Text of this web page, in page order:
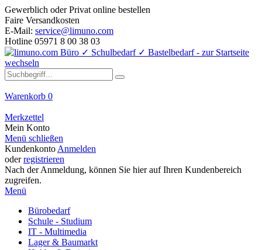
Gewerblich oder Privat online bestellen
Faire Versandkosten
E-Mail: service@limuno.com
Hotline 05971 8 00 38 03
Warenkorb 0
Merkzettel
Mein Konto
Menü schließen
Kundenkonto Anmelden
oderregistrieren
Nach der Anmeldung, können Sie hier auf Ihren Kundenbereich
zugreifen.
Menü
Bürobedarf
Schule - Studium
IT - Multimedia
Lager & Baumarkt